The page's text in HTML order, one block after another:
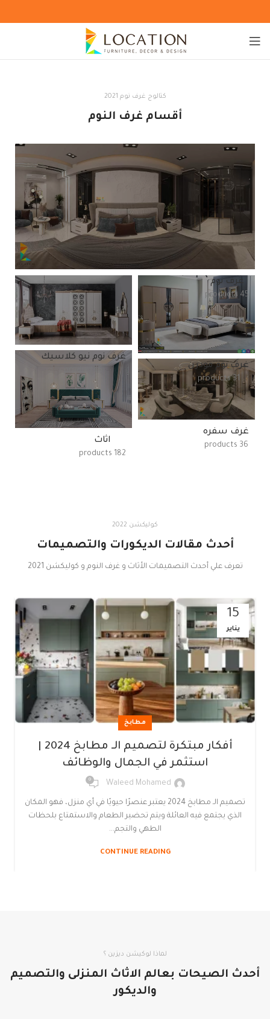
كتالوج غرف نوم 2021
أقسام غرف النوم
غرف نوم
45 products
غرف نوم مودرن
31 products
غرف نوم نيو كلاسيك
اثاث
182 products
غرف سفره
36 products
كوليكشن 2022
أحدث مقالات الديكورات والتصميمات
تعرف علي أحدث التصميمات الأثاث و غرف النوم و كوليكشن 2021
15
يناير
مطابخ
استثمر في الجمال والوظائف
Waleed Mohamed
0
تصميم الـ مطابخ 2024 يعتبر عنصرًا حيويًا في أي منزل، فهو المكان
الذي يجتمع فيه العائلة ويتم تحضير الطعام والاستمتاع بلحظات
الطهي والتجم...
CONTINUE READING
لماذا لوكيشن ديزين ؟
أحدث الصيحات بعالم الاثاث المنزلى والتصميم
والديكور